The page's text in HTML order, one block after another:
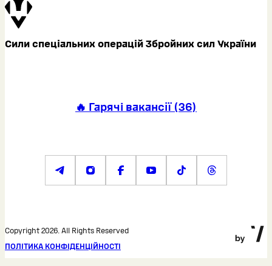
Сили спеціальних операцій Збройних сил України
🔥 Гарячі вакансії(36)
Copyright 2026. All Rights Reserved
ПОЛІТИКА КОНФІДЕНЦІЙНОСТІ